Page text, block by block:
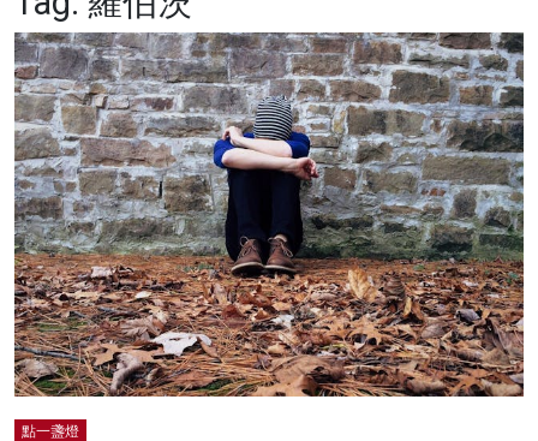
健康
商業
科技
影片
名家榜
灼見活動
關於我們
點一盞燈